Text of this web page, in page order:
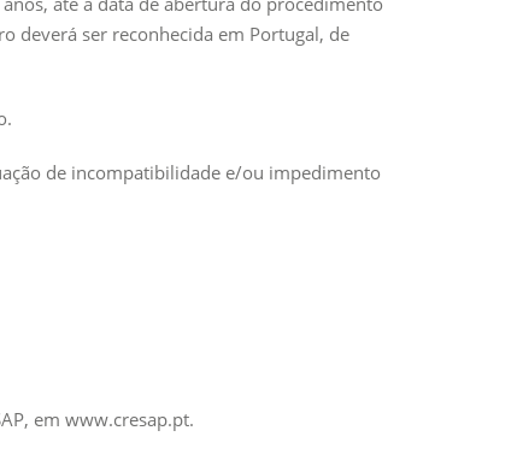
deverá ser reconhecida em Portugal, de
de incompatibilidade e/ou impedimento
em www.cresap.pt.